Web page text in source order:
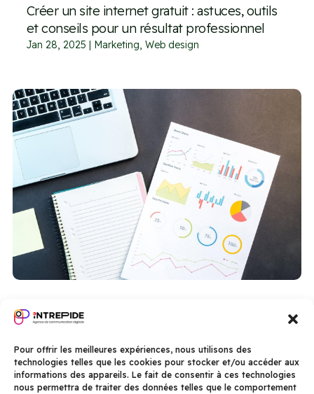
Pour offrir les meilleures expériences, nous utilisons des
technologies telles que les cookies pour stocker et/ou accéder aux
informations des appareils. Le fait de consentir à ces technologies
nous permettra de traiter des données telles que le comportement
Créer un site internet gratuit : astuces, outils
et conseils pour un résultat professionnel
Jan 28, 2025 | Marketing, Web design
Comment améliorer la conversion de votre
site web en 5 étapes clés ?
Jan 14, 2025 |Web design